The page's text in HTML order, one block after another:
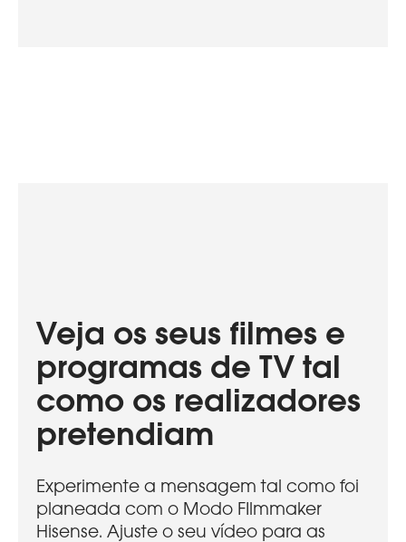
Veja os seus filmes e
programas de TV tal
como os realizadores
pretendiam
Experimente a mensagem tal como foi
planeada com o Modo FIlmmaker
Hisense. Ajuste o seu vídeo para as